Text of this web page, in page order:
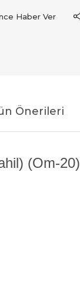
Haber Ver
Önerileri
(Om-